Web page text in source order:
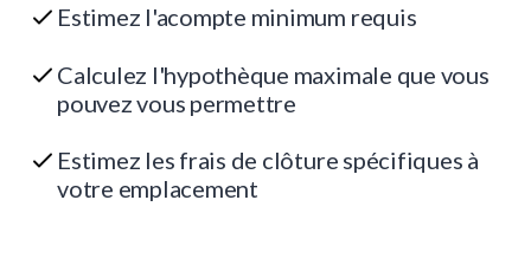
Estimez l'acompte minimum requis
Calculez l'hypothèque maximale que vous
pouvez vous permettre
Estimez les frais de clôture spécifiques à
votre emplacement